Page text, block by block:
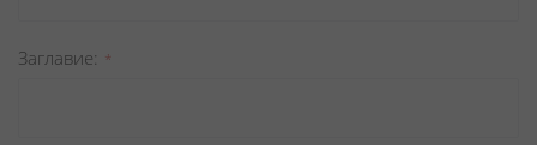
Заглавиe